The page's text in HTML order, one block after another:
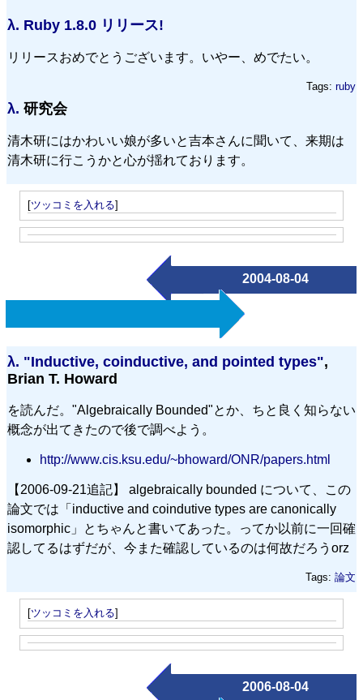
λ. Ruby 1.8.0 リリース!
リリースおめでとうございます。いやー、めでたい。
Tags: ruby
λ. 研究会
清木研にはかわいい娘が多いと吉本さんに聞いて、来期は
清木研に行こうかと心が揺れております。
[ツッコミを入れる]
2004-08-04
λ. "Inductive, coinductive, and pointed types",
Brian T. Howard
を読んだ。"Algebraically Bounded"とか、ちと良く知らない
概念が出てきたので後で調べよう。
http://www.cis.ksu.edu/~bhoward/ONR/papers.html
【2006-09-21追記】 algebraically bounded について、この
論文では「inductive and coindutive types are canonically
isomorphic」とちゃんと書いてあった。ってか以前に一回確
認してるはずだが、今また確認しているのは何故だろうorz
Tags: 論文
[ツッコミを入れる]
2006-08-04